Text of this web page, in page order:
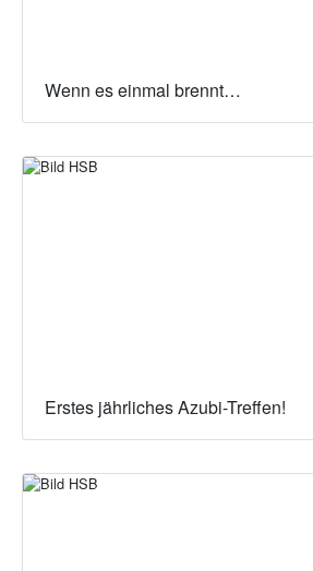
Wenn es einmal brennt…
Erstes jährliches Azubi-Treffen!